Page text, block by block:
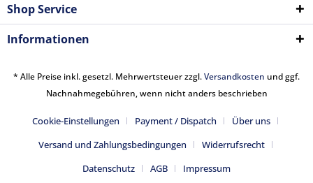
Shop Service
Informationen
* Alle Preise inkl. gesetzl. Mehrwertsteuer zzgl.Versandkosten und ggf.
Nachnahmegebühren, wenn nicht anders beschrieben
Cookie-Einstellungen Payment / Dispatch
Über uns
Versand und Zahlungsbedingungen
Widerrufsrecht
Datenschutz
AGB Impressum